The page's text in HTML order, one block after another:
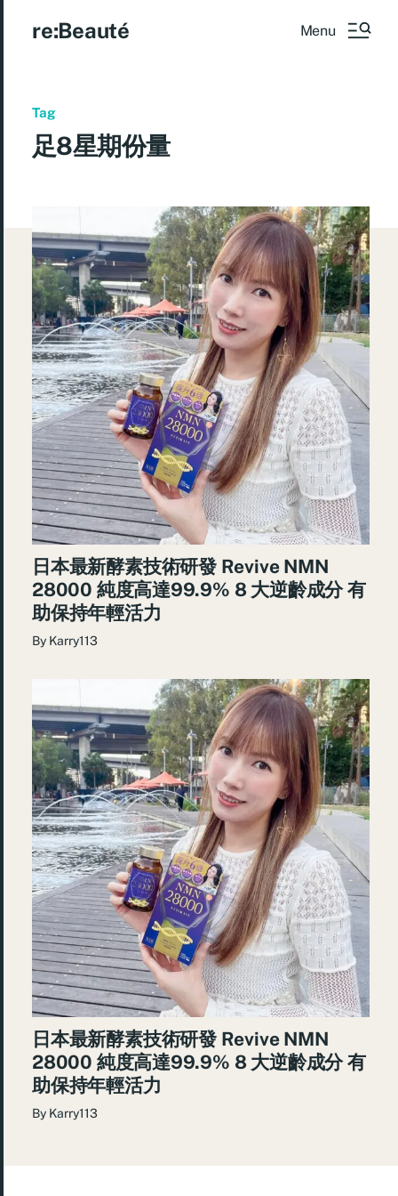
re:Beauté Menu
Tag
足8星期份量
日本最新酵素技術研發 Revive NMN
28000 純度高達99.9% 8 大逆齡成分 有
助保持年輕活力
By Karry113
日本最新酵素技術研發 Revive NMN
28000 純度高達99.9% 8 大逆齡成分 有
助保持年輕活力
By Karry113